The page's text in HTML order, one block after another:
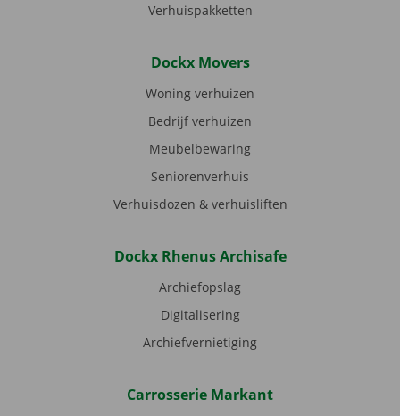
Verhuispakketten
Dockx Movers
Woning verhuizen
Bedrijf verhuizen
Meubelbewaring
Seniorenverhuis
Verhuisdozen & verhuisliften
Dockx Rhenus Archisafe
Archiefopslag
Digitalisering
Archiefvernietiging
Carrosserie Markant